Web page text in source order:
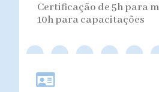
Certificação de 5h para
10h para capacitações